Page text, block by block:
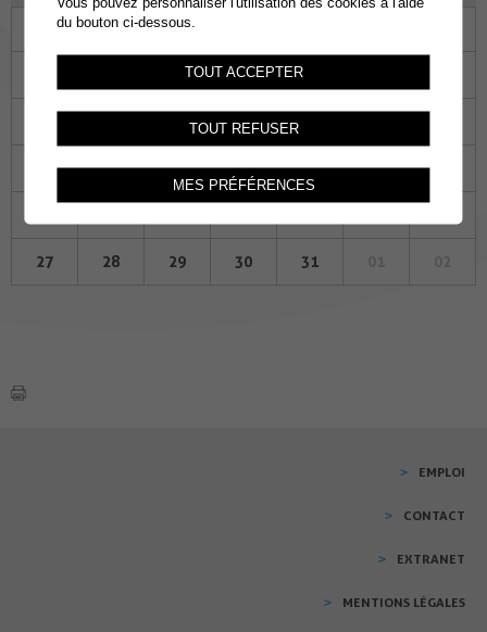
Ma Me
02 03
09
14 15 16 17 18
27 28 29 30 31
EMPLOI
CONTACT
EXTRANET
MENTIONS LÉGALES
du bouton ci-dessous.
TOUT ACCEPTER
TOUT REFUSER
MES PRÉFÉRENCES